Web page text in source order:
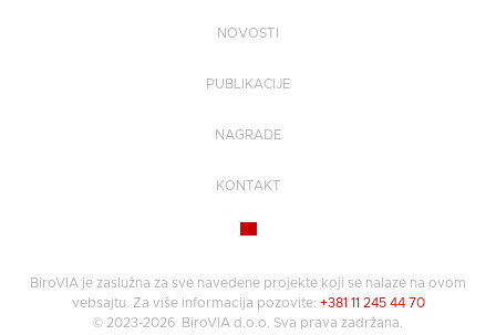
NOVOSTI
PUBLIKACIJE
NAGRADE
KONTAKT
BiroVIA je zaslužna za sve navedene projekte koji se nalaze na ovom
vebsajtu. Za više informacija pozovite: +381 11 245 44 70
© 2023-2026
BiroVIA d.o.o. Sva prava zadržana.